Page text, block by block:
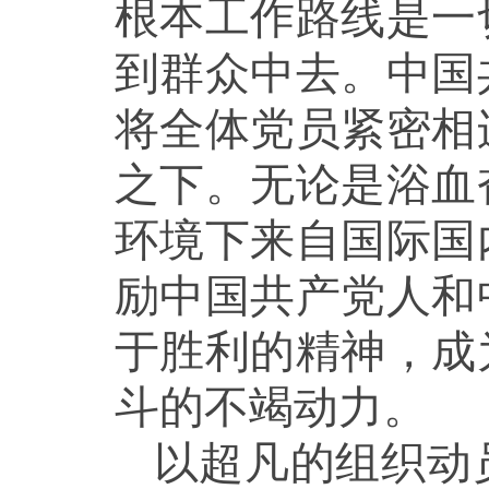
根本工作路线是
到群众中去。中
将全体党员紧密
之下。无论是浴
环境下来自国际
励中国共产党人
于胜利的精神，
斗的不竭动力。
以超凡的组织